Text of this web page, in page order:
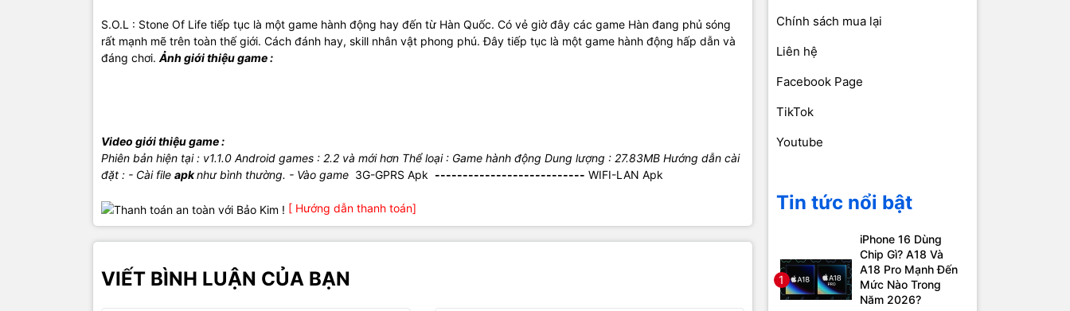
S.O.L : Stone Of Life tiếp tục là một game hành động hay đến từ Hàn Quốc. Có vẻ giờ đây các game Hàn đang phủ sóng
rất mạnh mẽ trên toàn thế giới. Cách đánh hay, skill nhân vật phong phú. Đây tiếp tục là một game hành động hấp dẫn và
đáng chơi. Ảnh giới thiệu game :
Video giới thiệu game :
Phiên bản hiện tại : v1.1.0 Android games : 2.2 và mới hơn Thể loại : Game hành động Dung lượng : 27.83MB Hướng dẫn cài
đặt : - Cài file apknhư bình thường. - Vào game 3G-GPRS Apk --------------------------- WIFI-LAN Apk
[ Hướng dẫn thanh toán]
VIẾT BÌNH LUẬN CỦA BẠN
Chính sách mua lại
Liên hệ
Facebook Page
TikTok
Youtube
Tin tức nổi bật
1
iPhone 16 Dùng
Chip Gì? A18 Và
A18 Pro Mạnh Đến
Mức Nào Trong
Năm 2026?